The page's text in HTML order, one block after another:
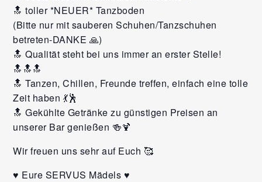
🔝 toller *NEUER* Tanzboden
(Bitte nur mit sauberen Schuhen/Tanzschuhen
betreten-DANKE 🙏)
🔝 Qualität steht bei uns immer an erster Stelle!
🔝🔝🔝
🔝 Tanzen, Chillen, Freunde treffen, einfach eine tolle
Zeit haben 💃🕺
🔝 Gekühlte Getränke zu günstigen Preisen an
unserer Bar genießen 🍻🍹
Wir freuen uns sehr auf Euch 🥰
♥️ Eure SERVUS Mädels ♥️